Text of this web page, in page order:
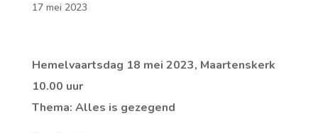
17 mei 2023
Hemelvaartsdag 18 mei 2023, Maartenskerk
10.00 uur
Thema: Alles is gezegend